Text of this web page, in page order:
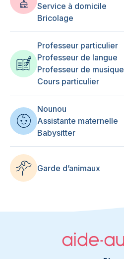
Service à domicile
Bricolage
Professeur particulier
Professeur de langue
Professeur de musique
Cours particulier
Nounou
Assistante maternelle
Babysitter
Garde d’animaux